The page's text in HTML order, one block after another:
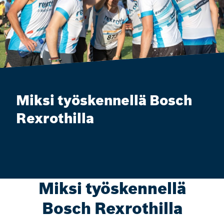
Miksi työskennellä Bosch
Rexrothilla
Miksi työskennellä
Bosch Rexrothilla